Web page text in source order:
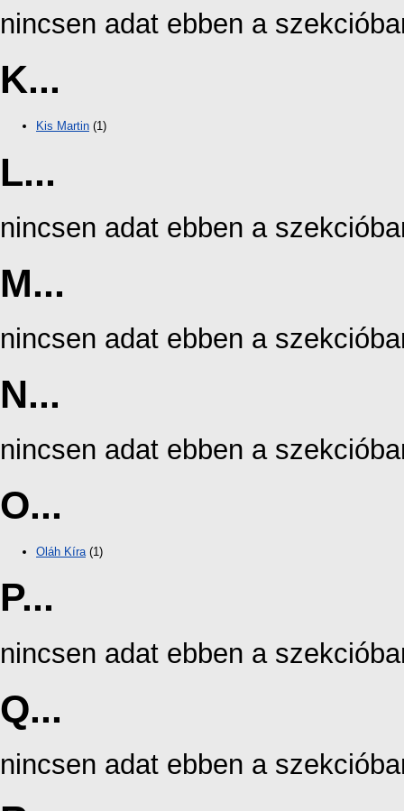
nincsen adat ebben a
K...
Kis Martin (1)
L...
nincsen adat ebben a
M...
nincsen adat ebben a
N...
nincsen adat ebben a
O...
Oláh Kíra(1)
P...
nincsen adat ebben a
Q...
nincsen adat ebben a